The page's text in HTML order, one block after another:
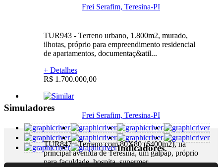
Frei Serafim, Teresina-PI
TUR943 - Terreno urbano, 1.800m2, murado,
ilhotas, próprio para empreendimento residencial
de apartamentos, documentaç&atil...
+ Detalhes
R$ 1.700.000,00
Frei Serafim, Teresina-PI
TUR847 - Terreno com 80X80 (6400m2), na
principal avenida de Teresina, um galpãp, próprio
para faculdade, hospita, supermer...
Simuladores
Indicadores